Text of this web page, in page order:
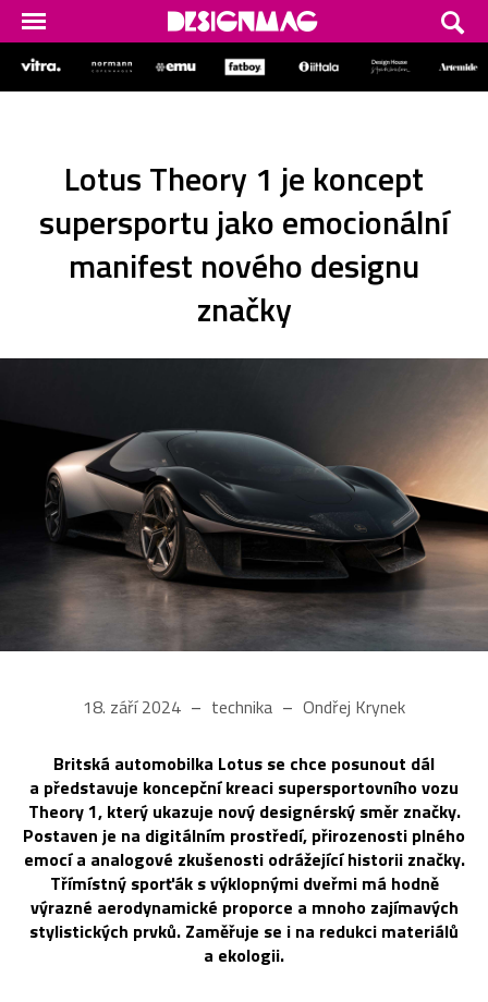
Lotus Theory 1 je koncept
supersportu jako emocionální
manifest nového designu
značky
18. září 2024 technika Ondřej Krynek
Britská automobilka Lotus se chce posunout dál
a představuje koncepční kreaci supersportovního vozu
Theory 1, který ukazuje nový designérský směr značky.
Postaven je na digitálním prostředí, přirozenosti plného
emocí a analogové zkušenosti odrážející historii značky.
Třímístný sporťák s výklopnými dveřmi má hodně
výrazné aerodynamické proporce a mnoho zajímavých
stylistických prvků. Zaměřuje se i na redukci materiálů
a ekologii.